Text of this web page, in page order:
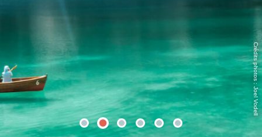
Crédits photos : Joel Vodell